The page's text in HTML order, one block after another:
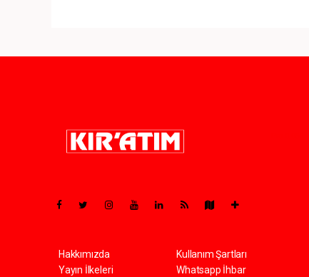
Hakkımızda
Yayın İlkeleri
Kullanım Şartları
Whatsapp İhbar